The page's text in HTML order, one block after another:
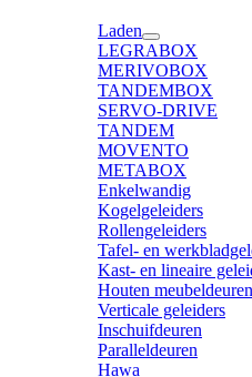
Laden
LEGRABOX
MERIVOBOX
TANDEMBOX
SERVO-DRIVE
TANDEM
MOVENTO
METABOX
Enkelwandig
Kogelgeleiders
Rollengeleiders
Tafel- en
Kast- en lineaire
Houten meubeldeuren
Verticale geleiders
Inschuifdeuren
Paralleldeuren
Hawa